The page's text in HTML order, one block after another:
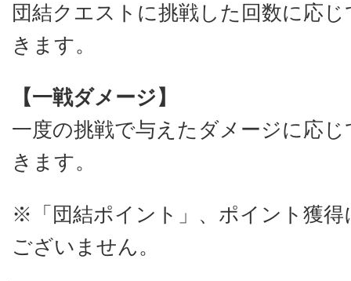
団結クエストに挑戦した回数に応
きます。
【一戦ダメージ】
一度の挑戦で与えたダメージに応
きます。
※「団結ポイント」、ポイント獲得
ございません。